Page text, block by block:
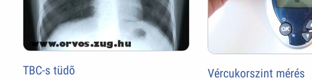
TBC-s tüdõ Vércukorszint mérés